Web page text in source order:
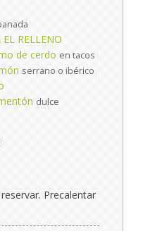
EL RELLENO
de cerdo en tacos
serrano o ibérico
dulce
Precalentar